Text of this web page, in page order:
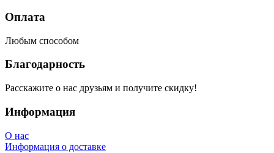
Оплата
Любым способом
Благодарность
Расскажите о нас друзьям и получите скидку!
Информация
О нас
Информация о доставке